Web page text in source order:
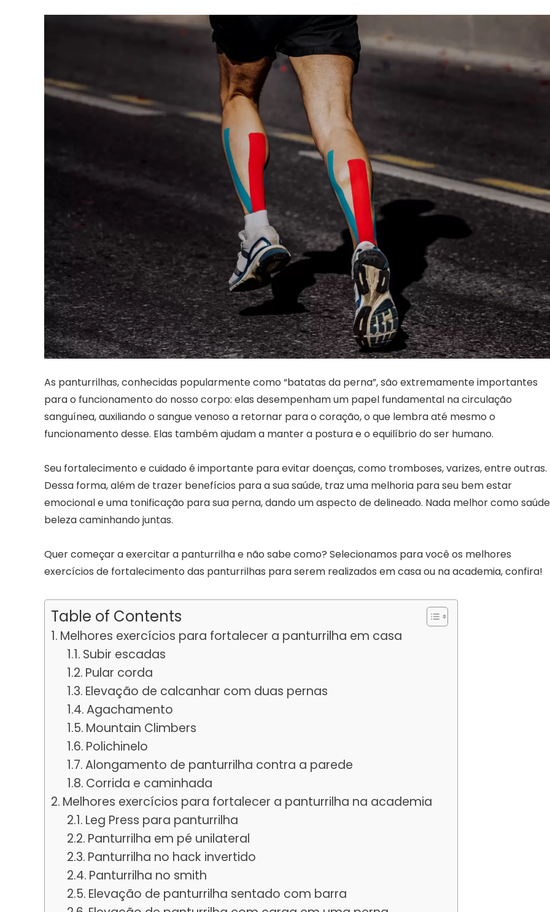
As panturrilhas, conhecidas popularmente como “batatas da perna”, são extremamente importantes
para o funcionamento do nosso corpo: elas desempenham um papel fundamental na circulação
sanguínea, auxiliando o sangue venoso a retornar para o coração, o que lembra até mesmo o
funcionamento desse. Elas também ajudam a manter a postura e o equilíbrio do ser humano.
Seu fortalecimento e cuidado é importante para evitar doenças, como tromboses, varizes, entre outras.
Dessa forma, além de trazer benefícios para a sua saúde, traz uma melhoria para seu bem estar
emocional e uma tonificação para sua perna, dando um aspecto de delineado. Nada melhor como
beleza caminhando juntas.
Quer começar a exercitar a panturrilha e não sabe como? Selecionamos para você os melhores
exercícios de fortalecimento das panturrilhas para serem realizados em casa ou na academia, confira!
Table of Contents
Melhores exercícios para fortalecer a panturrilha em casa
Subir escadas
Pular corda
Elevação de calcanhar com duas pernas
Agachamento
Mountain Climbers
Polichinelo
Alongamento de panturrilha contra a parede
Corrida e caminhada
Melhores exercícios para fortalecer a panturrilha na academia
Leg Press para panturrilha
Panturrilha em pé unilateral
Panturrilha no hack invertido
Panturrilha no smith
Elevação de panturrilha sentado com barra